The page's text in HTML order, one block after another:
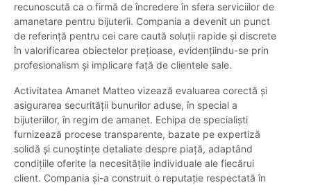
recunoscută ca o firmă de încredere în sfera serviciilor de
amanetare pentru bijuterii. Compania a devenit un punct
de referință pentru cei care caută soluții rapide și discrete
în valorificarea obiectelor prețioase, evidențiindu-se prin
profesionalism și implicare față de clientele sale.
Activitatea Amanet Matteo vizează evaluarea corectă și
asigurarea securității bunurilor aduse, în special a
bijuteriilor, în regim de amanet. Echipa de specialiști
furnizează procese transparente, bazate pe expertiză
solidă și cunoștințe detaliate despre piață, adaptând
condițiile oferite la necesitățile individuale ale fiecărui
client. Compania și-a construit o reputație respectată în